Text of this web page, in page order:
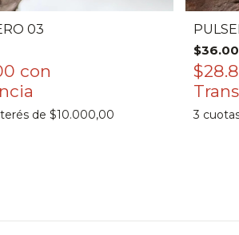
03
con
de $10.000,00 3